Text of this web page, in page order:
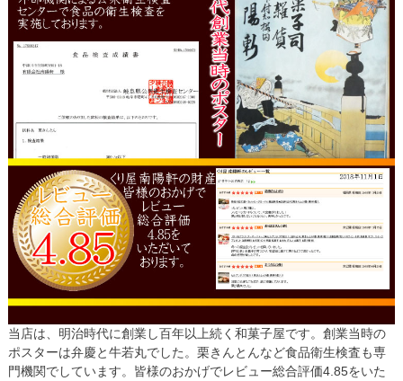
当店は、明治時代に創業し百年以上続く和菓子屋です。創業当時の
ポスターは弁慶と牛若丸でした。栗きんとんなど食品衛生検査も専
門機関でしています。皆様のおかげでレビュー総合評価4.85をいた